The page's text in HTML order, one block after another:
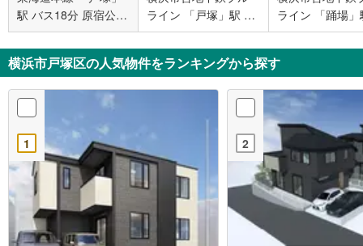
駅 バス18分 原宿公園
バス停下車 徒歩1分
ライン 「戸塚」駅 バ
ス5分 下倉田 バス停
下車 徒歩6分
ライン 「踊場
歩12分
横浜市戸塚区の人気物件をランキングから探す
1 2